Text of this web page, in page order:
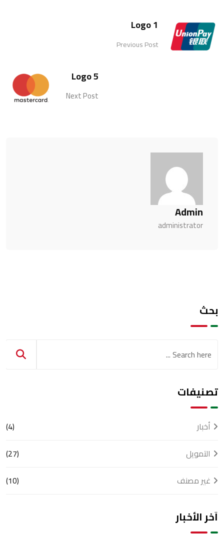
Logo 1
Previous Post
Logo 5
Next Post
Admin
administrator
بحث
تصنيفات
أخبار
(4)
التمويل
(27)
غير مصنف
(10)
آخر الأخبار